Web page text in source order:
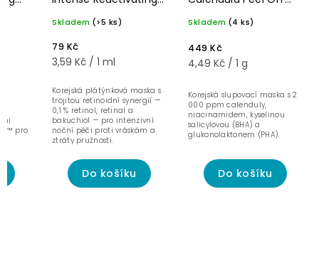
pro
Skladem (>5 ks)
79 Kč
3,59 Kč / 1 ml
Do košíku
Korejská plátýnková maska s
trojitou retinoidní synergií —
0,1 % retinol, retinal a
bakuchiol — pro intenzivní
noční péči proti vráskám a
ztráty pružnosti.
slupovací maska - 100
Skladem (4 ks)
449 Kč
4,49 Kč / 1 g
Do košíku
Korejská slupovací maska s 2
000 ppm calenduly,
niacinamidem, kyselinou
salicylovou (BHA) a
glukonolaktonem (PHA).